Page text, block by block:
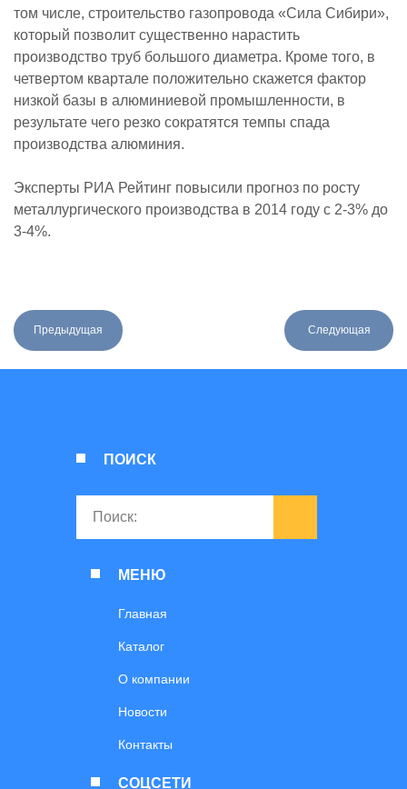
том числе, строительство газопровода «Сила Сибири»,
который позволит существенно нарастить
производство труб большого диаметра. Кроме того, в
четвертом квартале положительно скажется фактор
низкой базы в алюминиевой промышленности, в
результате чего резко сократятся темпы спада
производства алюминия.
Эксперты РИА Рейтинг повысили прогноз по росту
металлургического производства в 2014 году с 2-3% до
3-4%.
Предыдущая Следующая
ПОИСК
МЕНЮ
Главная
Каталог
О компании
Новости
Контакты
СОЦСЕТИ